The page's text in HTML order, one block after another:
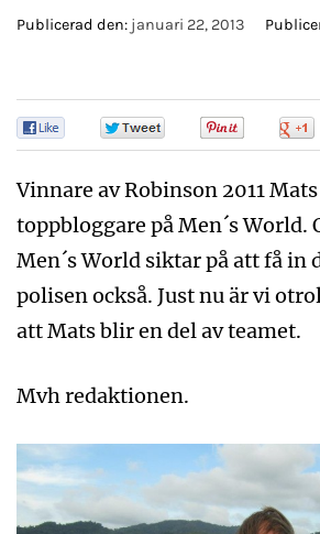
Publicerad den: januari 22, 2013
Vinnare av Robinson 2011
toppbloggare på Men´s World.
Men´s World siktar på att få in
polisen också. Just nu är vi
att Mats blir en del av teamet.
Mvh redaktionen.